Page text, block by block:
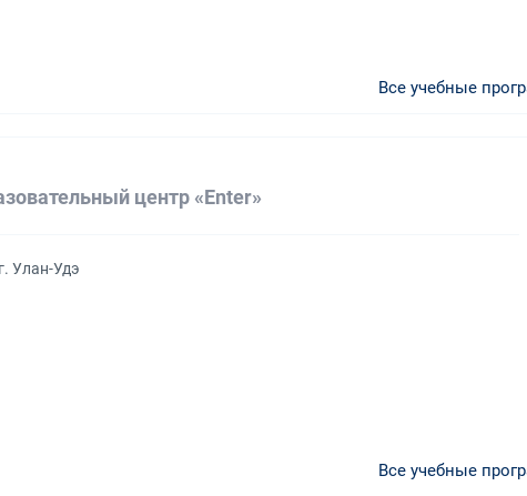
Все учебные
центр «Enter»
г. Улан-Удэ
Все учебные